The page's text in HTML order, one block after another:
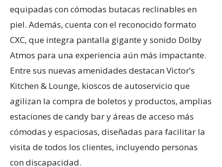
equipadas con cómodas butacas reclinables en
piel. Además, cuenta con el reconocido formato
CXC, que integra pantalla gigante y sonido Dolby
Atmos para una experiencia aún más impactante.
Entre sus nuevas amenidades destacan Victor’s
Kitchen & Lounge, kioscos de autoservicio que
agilizan la compra de boletos y productos, amplias
estaciones de candy bar y áreas de acceso más
cómodas y espaciosas, diseñadas para facilitar la
visita de todos los clientes, incluyendo personas
con discapacidad.